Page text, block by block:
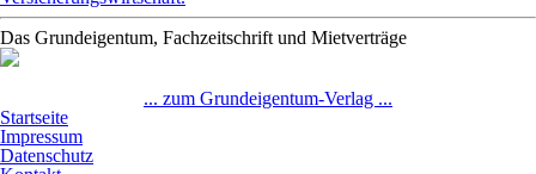
Das Grundeigentum, Fachzeitschrift und Mietverträge
... zum Grundeigentum-Verlag ...
Startseite
Impressum
Datenschutz